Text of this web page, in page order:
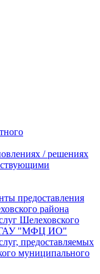
/ решениях
предоставления
района
Шелеховского
ГАУ "МФЦ ИО"
предоставляемых
муниципального